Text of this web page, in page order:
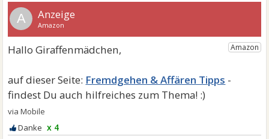
A
Fremdgehen & Affären Tipps
x 4